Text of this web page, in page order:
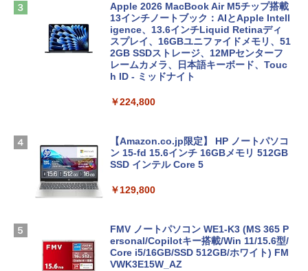
Apple 2026 MacBook Air M5チップ搭載
13インチノートブック：AIとApple Intell
igence、13.6インチLiquid Retinaディ
スプレイ、16GBユニファイドメモリ、51
2GB SSDストレージ、12MPセンターフ
レームカメラ、日本語キーボード、Touc
h ID - ミッドナイト
￥224,800
【Amazon.co.jp限定】 HP ノートパソコ
ン 15-fd 15.6インチ 16GBメモリ 512GB
SSD インテル Core 5
￥129,800
FMV ノートパソコン WE1-K3 (MS 365 P
ersonal/Copilotキー搭載/Win 11/15.6型/
Core i5/16GB/SSD 512GB/ホワイト) FM
VWK3E15W_AZ